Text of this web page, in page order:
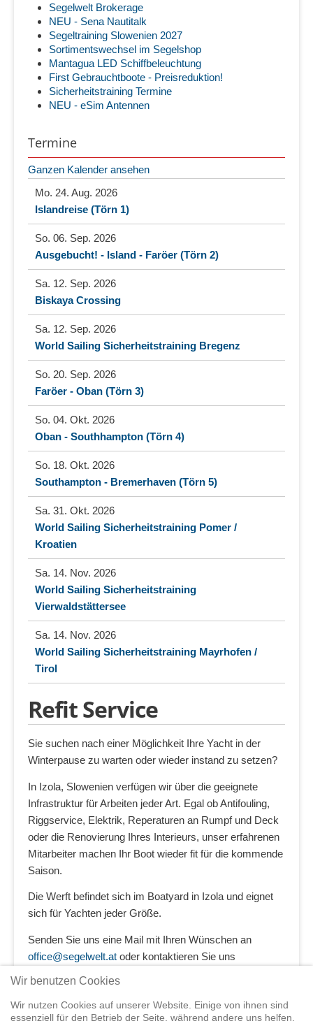
Segelwelt Brokerage
NEU - Sena Nautitalk
Segeltraining Slowenien 2027
Sortimentswechsel im Segelshop
Mantagua LED Schiffbeleuchtung
First Gebrauchtboote - Preisreduktion!
Sicherheitstraining Termine
NEU - eSim Antennen
Termine
Ganzen Kalender ansehen
Mo. 24. Aug. 2026
Islandreise (Törn 1)
So. 06. Sep. 2026
Ausgebucht! - Island - Faröer (Törn 2)
Sa. 12. Sep. 2026
Biskaya Crossing
Sa. 12. Sep. 2026
World Sailing Sicherheitstraining Bregenz
So. 20. Sep. 2026
Faröer - Oban (Törn 3)
So. 04. Okt. 2026
Oban - Southhampton (Törn 4)
So. 18. Okt. 2026
Southampton - Bremerhaven (Törn 5)
Sa. 31. Okt. 2026
World Sailing Sicherheitstraining Pomer /
Kroatien
Sa. 14. Nov. 2026
World Sailing Sicherheitstraining
Vierwaldstättersee
Sa. 14. Nov. 2026
World Sailing Sicherheitstraining Mayrhofen /
Tirol
Refit Service
Sie suchen nach einer Möglichkeit Ihre Yacht in der
Winterpause zu warten oder wieder instand zu setzen?
In Izola, Slowenien verfügen wir über die geeignete
Infrastruktur für Arbeiten jeder Art. Egal ob Antifouling,
Riggservice, Elektrik, Reperaturen an Rumpf und Deck
oder die Renovierung Ihres Interieurs, unser erfahrenen
Mitarbeiter machen Ihr Boot wieder fit für die kommende
Saison.
Die Werft befindet sich im Boatyard in Izola und eignet
sich für Yachten jeder Größe.
Senden Sie uns eine Mail mit Ihren Wünschen an
office@segelwelt.at oder kontaktieren Sie uns
Wir benutzen Cookies
Wir nutzen Cookies auf unserer Website. Einige von ihnen sind
essenziell für den Betrieb der Seite, während andere uns helfen,